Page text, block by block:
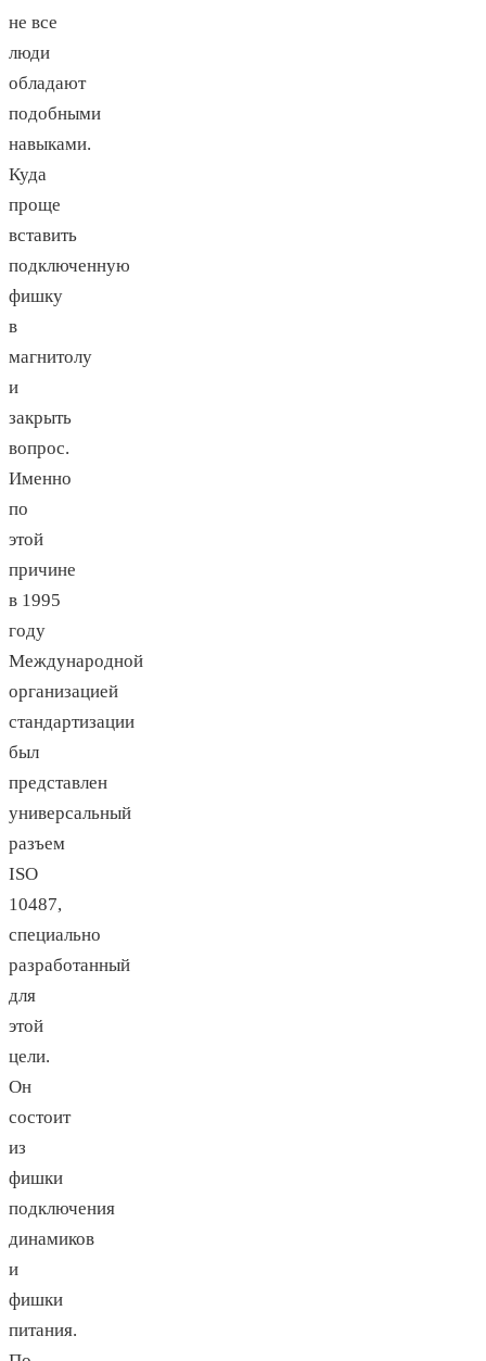
не все
люди
обладают
подобными
навыками.
Куда
проще
вставить
подключенную
фишку
в
магнитолу
и
закрыть
вопрос.
Именно
по
этой
причине
в 1995
году
Международной
организацией
стандартизации
был
представлен
универсальный
разъем
ISO
10487,
специально
разработанный
для
этой
цели.
Он
состоит
из
фишки
подключения
динамиков
и
фишки
питания.